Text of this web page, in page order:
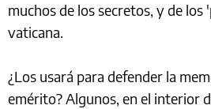
muchos de los secretos, y de los
vaticana.
¿Los usará para defender la
emérito? Algunos, en el interior